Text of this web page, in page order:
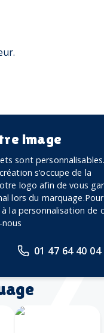
image
sont personnalisables.
s’occupe de la
logo afin de vous
lors du
la personnalisation de
01 47 64 40 04